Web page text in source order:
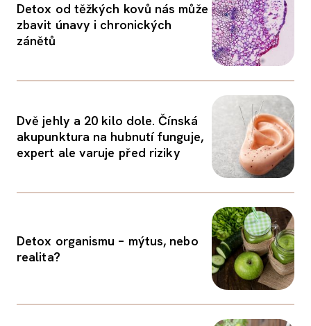
Detox od těžkých kovů nás může
zbavit únavy i chronických
zánětů
Dvě jehly a 20 kilo dole. Čínská
akupunktura na hubnutí funguje,
expert ale varuje před riziky
Detox organismu – mýtus, nebo
realita?